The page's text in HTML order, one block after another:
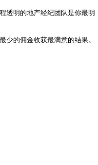
透明的地产经纪团队是你最明
少的佣金收获最满意的结果。